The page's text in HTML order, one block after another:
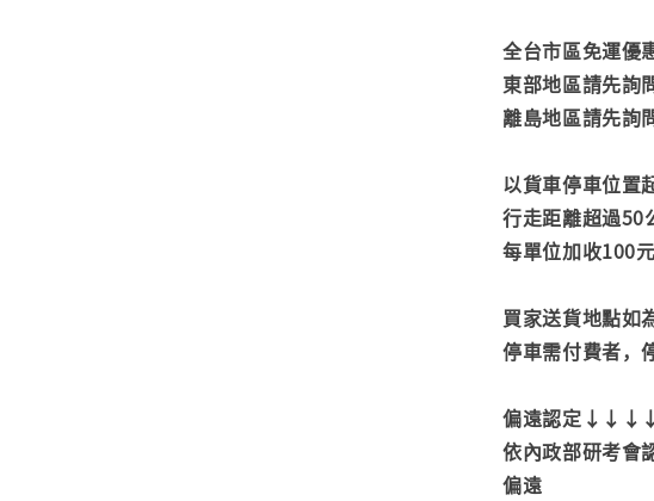
全台市區免運優
東部地區請先詢
離島地區請先詢
以貨車停車位置
行走距離超過50
每單位加收100
買家送貨地點如
停車需付費者，
偏遠認定
依內政部研考會
偏遠